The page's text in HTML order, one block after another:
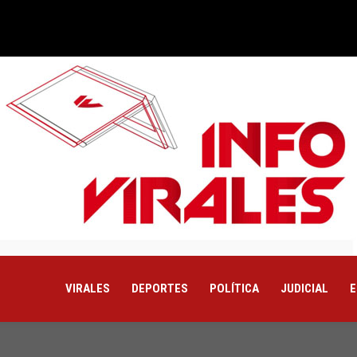
VIRALES DEPORTES POLÍTICA JUDICIAL